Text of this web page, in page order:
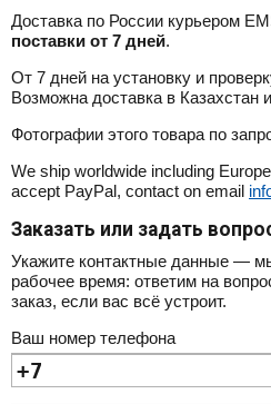
Доставка по России курьером
поставки от 7 дней.
От 7 дней на установку и
Возможна доставка в Казахстан
Фотографии этого товара по
We ship worldwide including
accept PayPal, contact on email
Заказать или задать
Укажите контактные данные —
рабочее время: ответим на
заказ, если вас всё устроит.
Ваш номер телефона